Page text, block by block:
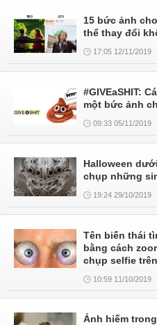
15 bức ảnh
thể thay đổi
17:05 12/11/2019
#GIVEaSHIT:
một bức ảnh
09:33 05/11/2019
Halloween
chụp những
19:24 29/10/2019
Tên biến thái
bằng cách
chụp selfie
10:59 11/10/2019
Ảnh hiếm